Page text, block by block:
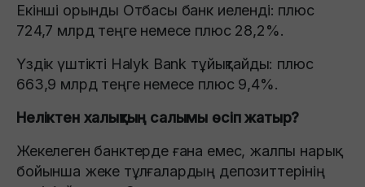
Екінші орынды Отбасы банк иеленді: плюс
724,7 млрд теңге немесе плюс 28,2%.
Үздік үштікті Halyk Bank тұйықтайды: плюс
663,9 млрд теңге немесе плюс 9,4%.
Неліктен халықтың салымы өсіп жатыр?
Жекелеген банктерде ғана емес, жалпы нарық
бойынша жеке тұлғалардың депозиттерінің